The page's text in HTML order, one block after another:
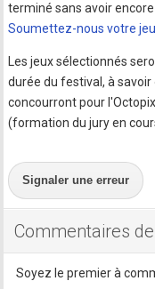
terminé sans avoir
Soumettez-nous votre
Les jeux sélectionnés
durée du festival, à
concourront pour
(formation du jury en
Signaler une erreur
Commentaires
Soyez le premier à